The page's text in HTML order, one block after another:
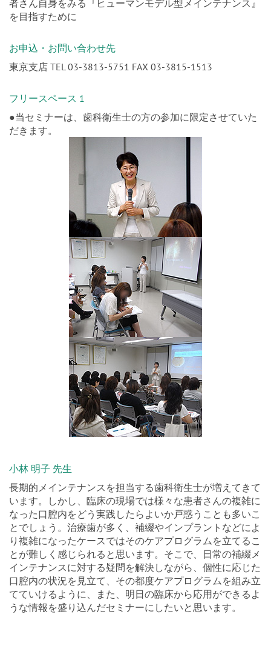
を目指すために
お申込・お問い合わせ先
東京支店 TEL 03-3813-5751 FAX 03-3815-1513
フリースペース 1
●当セミナーは、歯科衛生士の方の参加に限定させていた
だきます。
小林 明子 先生
長期的メインテナンスを担当する歯科衛生士が増えてきて
います。しかし、臨床の現場では様々な患者さんの複雑に
なった口腔内をどう実践したらよいか戸惑うことも多いこ
とでしょう。治療歯が多く、補綴やインプラントなどによ
り複雑になったケースではそのケアプログラムを立てるこ
とが難しく感じられると思います。そこで、日常の補綴メ
インテナンスに対する疑問を解決しながら、個性に応じた
口腔内の状況を見立て、その都度ケアプログラムを組み立
てていけるように、また、明日の臨床から応用ができるよ
うな情報を盛り込んだセミナーにしたいと思います。